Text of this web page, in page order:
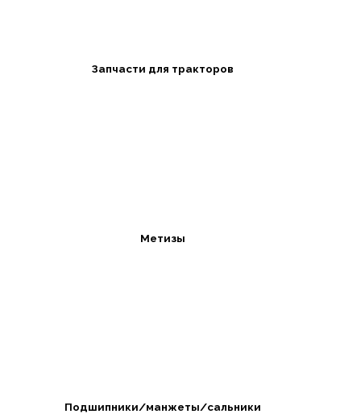
Запчасти для тракторов
Метизы
Подшипники/манжеты/сальники